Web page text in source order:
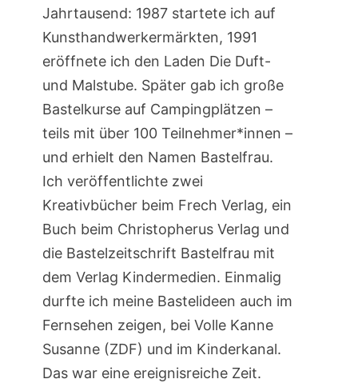
Jahrtausend: 1987 startete ich auf
Kunsthandwerkermärkten, 1991
eröffnete ich den Laden Die Duft-
und Malstube. Später gab ich große
Bastelkurse auf Campingplätzen –
teils mit über 100 Teilnehmer*innen –
und erhielt den Namen Bastelfrau.
Ich veröffentlichte zwei
Kreativbücher beim Frech Verlag, ein
Buch beim Christopherus Verlag und
die Bastelzeitschrift Bastelfrau mit
dem Verlag Kindermedien. Einmalig
durfte ich meine Bastelideen auch im
Fernsehen zeigen, bei Volle Kanne
Susanne (ZDF) und im Kinderkanal.
Das war eine ereignisreiche Zeit.